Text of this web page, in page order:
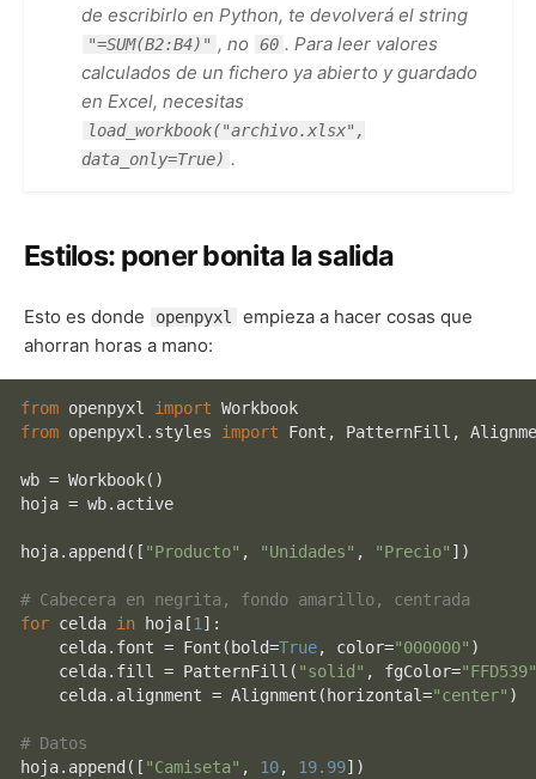
de escribirlo en Python, te devolverá el string
"=SUM(B2:B4)" , no 60 . Para leer valores
calculados de un fichero ya abierto y guardado
en Excel, necesitas
load_workbook("archivo.xlsx",
data_only=True) .
Estilos: poner bonita la salida
Esto es donde openpyxl
empieza a hacer cosas que
ahorran horas a mano:
from openpyxl import
from openpyxl.styles import Font, PatternFill,
wb = Workbook()
hoja = wb.active
hoja.append([ "Producto" , "Unidades" , "Precio" ])
# Cabecera en negrita, fondo amarillo, centrada
for celda in hoja[1]:
    celda.font = Font(bold=
True, color="000000" )
    celda.fill = PatternFill(
"solid" , fgColor=
    celda.alignment = Alignment(horizontal=
"center" )
# Datos
hoja.append([ "Camiseta" , 10, 19.99])